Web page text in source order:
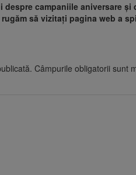
despre campaniile aniversare
să vizitați pagina web a
Câmpurile obligatorii sunt